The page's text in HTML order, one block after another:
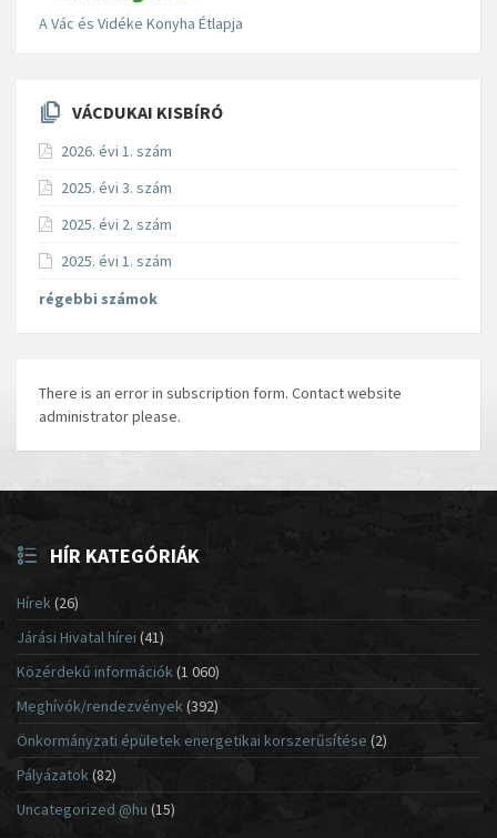
A Vác és Vidéke Konyha Étlapja
VÁCDUKAI KISBÍRÓ
2026. évi 1. szám
2025. évi 3. szám
2025. évi 2. szám
2025. évi 1. szám
régebbi számok
There is an error in subscription form. Contact website
administrator please.
HÍR KATEGÓRIÁK
Hírek(26)
Járási Hivatal hírei (41)
Közérdekű információk(1 060)
Meghívók/rendezvények (392)
Önkormányzati épületek energetikai korszerűsítése (2)
Pályázatok (82)
Uncategorized @hu (15)